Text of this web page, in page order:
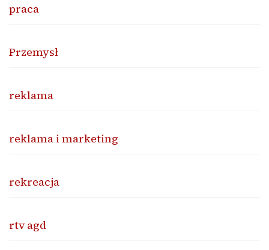
praca
Przemysł
reklama
reklama i marketing
rekreacja
rtv agd